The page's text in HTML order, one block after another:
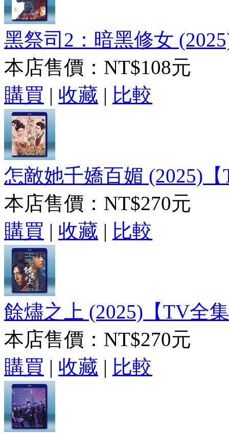
黑祭司2：暗黑修女
本店售價： NT$108元
購買 | 收藏 | 比較
怎敵她千嬌百媚 (2025)
本店售價： NT$270元
購買 | 收藏 | 比較
餘燼之上 (2025)【TV全
本店售價： NT$270元
購買 | 收藏 | 比較